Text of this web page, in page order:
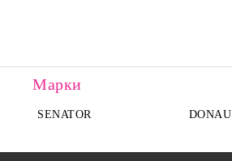
Марки
SENATOR DONAU